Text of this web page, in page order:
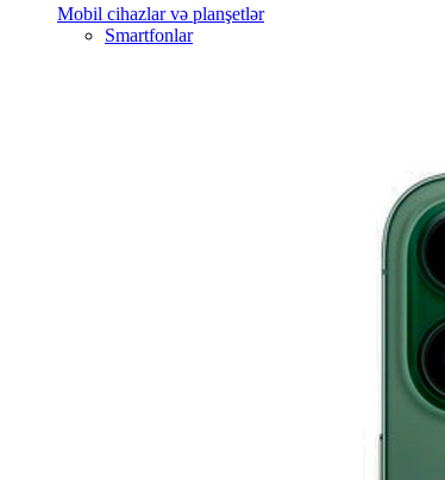
Mobil cihazlar və planşetlər
Smartfonlar